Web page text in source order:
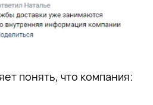
понять, что компания: